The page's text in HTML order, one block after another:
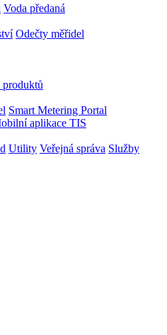
Voda předaná
Odečty měřidel
produktů
Smart Metering Portal
aplikace TIS
Utility Veřejná správa Služby